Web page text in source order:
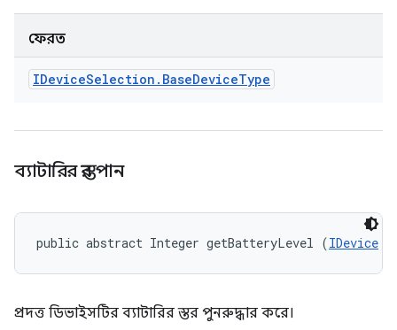
ফেরত
IDeviceSelection . BaseDeviceType
ব্যাটারির স্তর পান
public abstract Integer getBatteryLevel (IDevice
প্রদত্ত ডিভাইসটির ব্যাটারির স্তর পুনরুদ্ধার করে।